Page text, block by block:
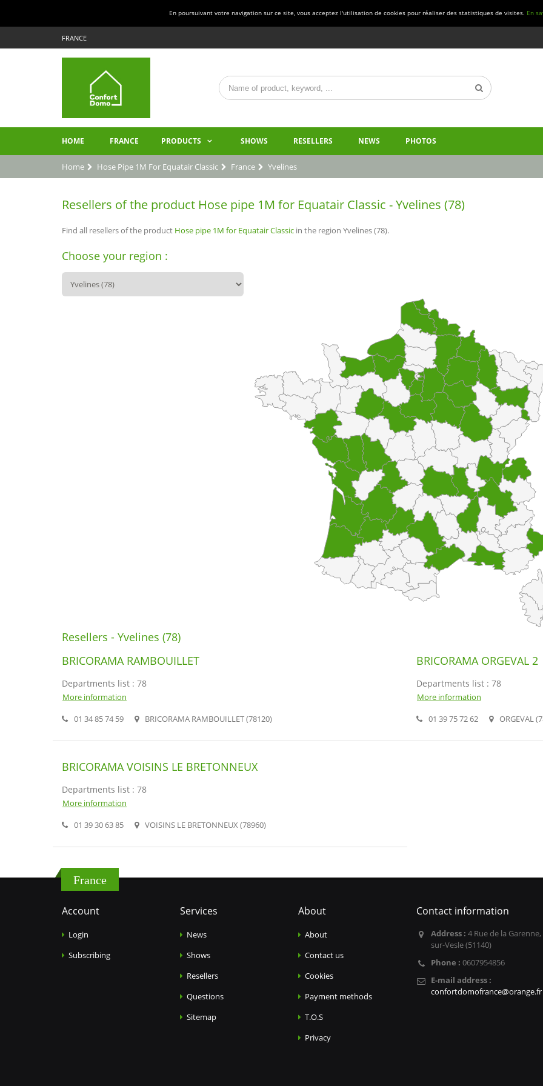
En poursuivant votre navigation sur ce site, vous acceptez l'utilisation de cookies pour réaliser des statistiques de visites. En
FRANCE
HOME FRANCE PRODUCTS SHOWS RESELLERS NEWS PHOTOS
Home Hose Pipe 1M For Equatair Classic France Yvelines
Resellers of the product Hose pipe 1M for Equatair Classic - Yvelines (78)
Find all resellers of the product Hose pipe 1M for Equatair Classic in the region Yvelines (78).
Choose your region :
Resellers - Yvelines (78)
BRICORAMA RAMBOUILLET
Departments list : 78
More information
01 34 85 74 59
BRICORAMA RAMBOUILLET (78120)
BRICORAMA ORGEVAL 2
Departments list : 78
More information
01 39 75 72 62
ORGEVAL
BRICORAMA VOISINS LE BRETONNEUX
Departments list : 78
More information
01 39 30 63 85
VOISINS LE BRETONNEUX (78960)
France
Account
Login
Subscribing
Services
News
Shows
Resellers
Questions
Sitemap
About
About
Contact us
Cookies
Payment methods
T.O.S
Privacy
Contact information
Address : 4 Rue de la
sur-Vesle (51140)
Phone : 0607954856
E-mail address :
confortdomofrance@orange.fr